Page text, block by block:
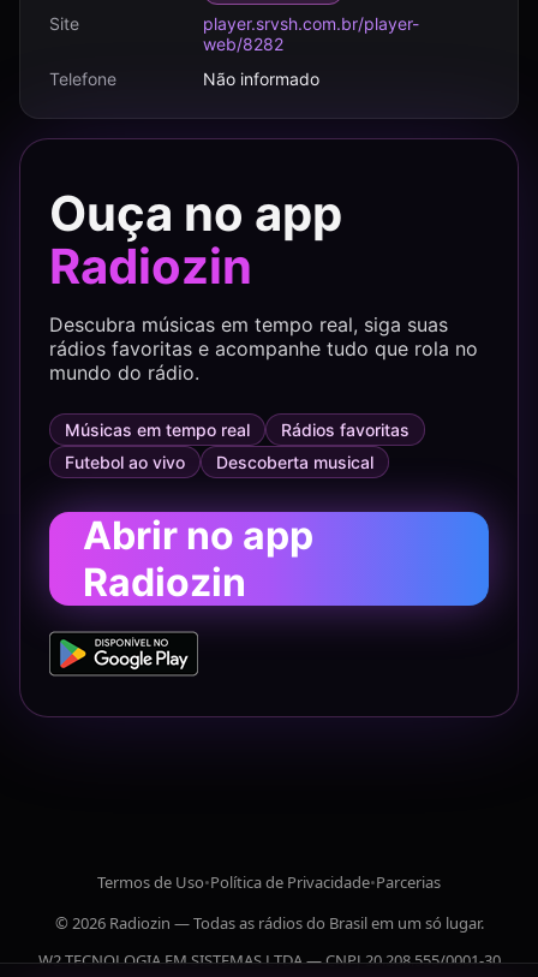
Site
player.srvsh.com.br/player-
web/8282
Telefone
Não informado
Ouça no app
Radiozin
Descubra músicas em tempo real, siga suas
rádios favoritas e acompanhe tudo que rola no
mundo do rádio.
Músicas em tempo real
Rádios favoritas
Futebol ao vivo
Descoberta musical
Abrir no app
Radiozin
Termos de Uso•Política de Privacidade•Parcerias
© 2026 Radiozin — Todas as rádios do Brasil em um só lugar.
W2 TECNOLOGIA EM SISTEMAS LTDA — CNPJ 20.208.555/0001-30